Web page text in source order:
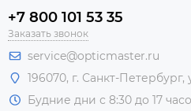
+7 800 101 53 35
Заказать звонок
service@opticmaster.ru
196070, г. Санкт-Петербург,
Будние дни с 8:30 до 17